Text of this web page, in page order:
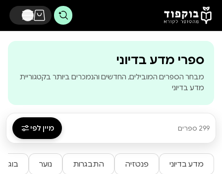
דלג לתוכן הראשי
ספרי מדע בדיוני
מבחר הספרים המובילים, החדשים והנמכרים ביותר בקטגוריית
מדע בדיוני
299 ספרים מיין לפי
מדע בדיוני פנטזיה התבגרות נוער